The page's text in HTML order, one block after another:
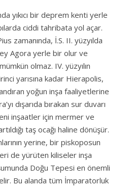
yıkıcı bir deprem kenti yerle
ciddi tahribata yol açar.
zamanında, İ.S. II. yüzyılda
Agora yerle bir olur ve
olmaz. IV. yüzyılın
yarısına kadar Hierapolis,
yoğun inşa faaliyetlerine
dışarıda bırakan sur duvarı
inşaatler için mermer ve
taş ocağı haline dönüşür.
yerine, bir piskoposun
de yürüten kiliseler inşa
Doğu Tepesi en önemli
Bu alanda tüm İmparatorluk